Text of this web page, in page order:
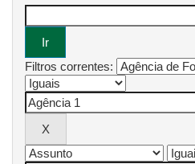
Filtros correntes: